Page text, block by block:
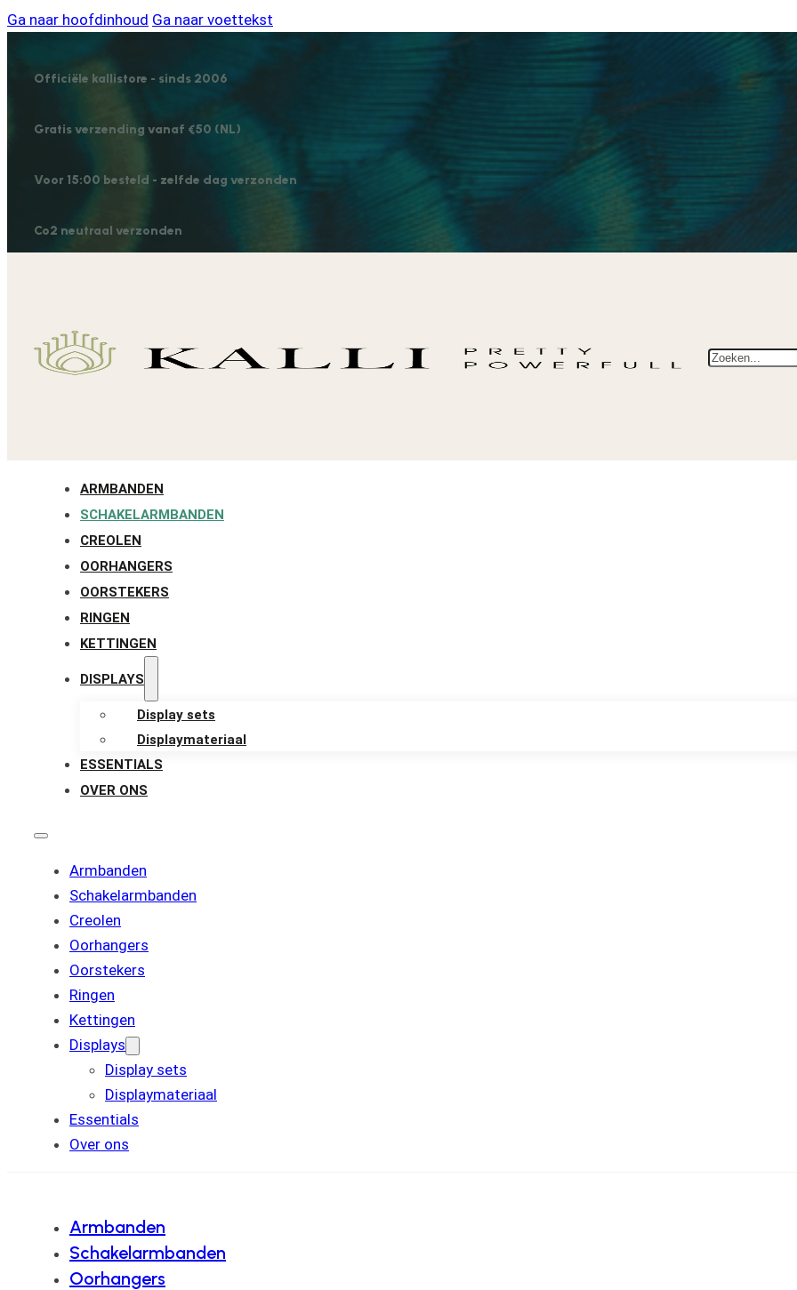
Ga naar hoofdinhoud Ga naar voettekst
Officiële kallistore - sinds 2006
Gratis verzending vanaf €50 (NL)
Voor 15:00 besteld - zelfde dag verzonden
Co2 neutraal verzonden
Zoeken
ARMBANDEN
SCHAKELARMBANDEN
CREOLEN
OORHANGERS
OORSTEKERS
RINGEN
KETTINGEN
DISPLAYS
Display sets
Displaymateriaal
ESSENTIALS
OVER ONS
Armbanden
Schakelarmbanden
Creolen
Oorhangers
Oorstekers
Ringen
Kettingen
Displays
Display sets
Displaymateriaal
Essentials
Over ons
Armbanden
Schakelarmbanden
Oorhangers